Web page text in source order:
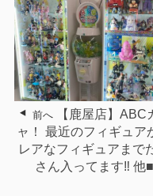
前へ
【鹿屋店】ABC
ャ！ 最近のフィギュア
レアなフィギュアまで
さん入ってます‼ 他■